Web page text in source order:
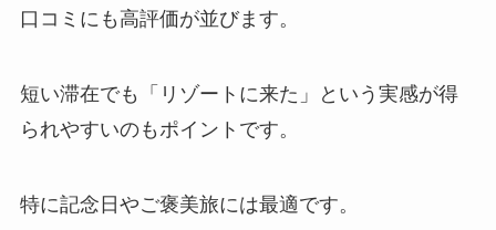
口コミにも高評価が並びます。
短い滞在でも「リゾートに来た」という実感が得
られやすいのもポイントです。
特に記念日やご褒美旅には最適です。